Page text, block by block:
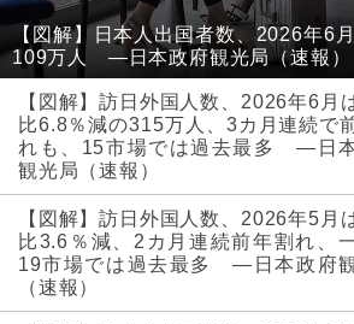
【図解】日本人出国者数、2026年6
109万人 ―日本政府観光局（速報）
【図解】訪日外国人数、2026年6月
比6.8％減の315万人、3カ月連続で
れも、15市場では過去最多 ―日
観光局（速報）
【図解】訪日外国人数、2026年5月
比3.6％減、2カ月連続前年割れ、
19市場では過去最多 ―日本政府
（速報）